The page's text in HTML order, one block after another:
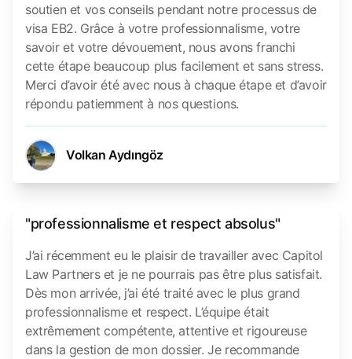
soutien et vos conseils pendant notre processus de
visa EB2. Grâce à votre professionnalisme, votre
savoir et votre dévouement, nous avons franchi
cette étape beaucoup plus facilement et sans stress.
Merci d’avoir été avec nous à chaque étape et d’avoir
répondu patiemment à nos questions.
Volkan Aydıngöz
"professionnalisme et respect absolus"
J’ai récemment eu le plaisir de travailler avec Capitol
Law Partners et je ne pourrais pas être plus satisfait.
Dès mon arrivée, j’ai été traité avec le plus grand
professionnalisme et respect. L’équipe était
extrêmement compétente, attentive et rigoureuse
dans la gestion de mon dossier. Je recommande